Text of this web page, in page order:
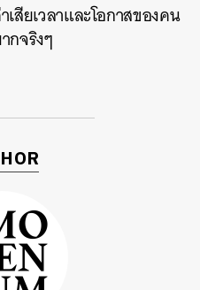
เสียเวลาและโอกาสของคน
กจริงๆ